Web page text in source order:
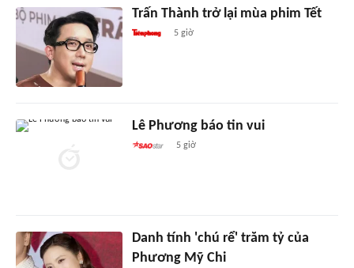
Trấn Thành trở lại mùa phim Tết
5 giờ
Lê Phương báo tin vui
5 giờ
Danh tính 'chú rể' trăm tỷ của
Phương Mỹ Chi